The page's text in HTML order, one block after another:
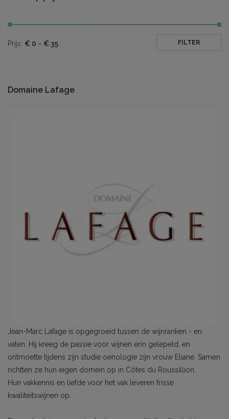
Prijs: € 0 - €35 FILTER
Domaine Lafage
Jean-Marc Lafage is opgegroeid tussen de wijnranken - en
vaten. Hij kreeg de passie voor wijnen erin gelepeld, en
ontmoette tijdens zijn studie oenologie zijn vrouw Eliane. Samen
richtten ze hun eigen domein op in Côtes du Roussillion.
Hun vakkennis en liefde voor het vak leveren frisse
kwaliteitswijnen op.